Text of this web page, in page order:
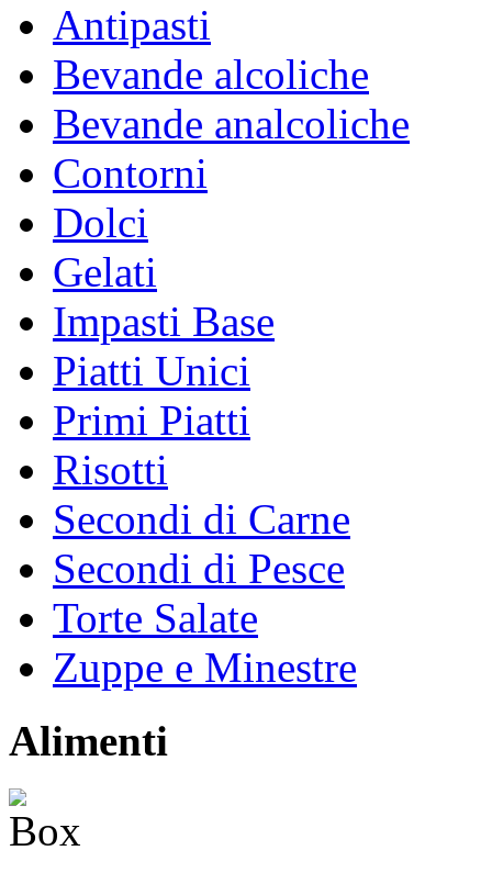
Antipasti
Bevande alcoliche
Bevande analcoliche
Contorni
Dolci
Gelati
Impasti Base
Piatti Unici
Primi Piatti
Risotti
Secondi di Carne
Secondi di Pesce
Torte Salate
Zuppe e Minestre
Alimenti